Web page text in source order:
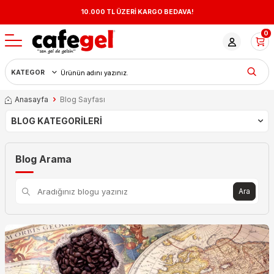
10.000 TL ÜZERİ KARGO BEDAVA!
0
Anasayfa Blog Sayfası
BLOG KATEGORILERI
Blog Arama
Ara